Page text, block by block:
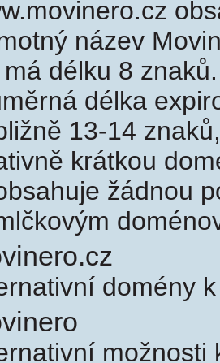
název
má délku 8
délka
13-14
krátkou
žádnou
domény
možnosti